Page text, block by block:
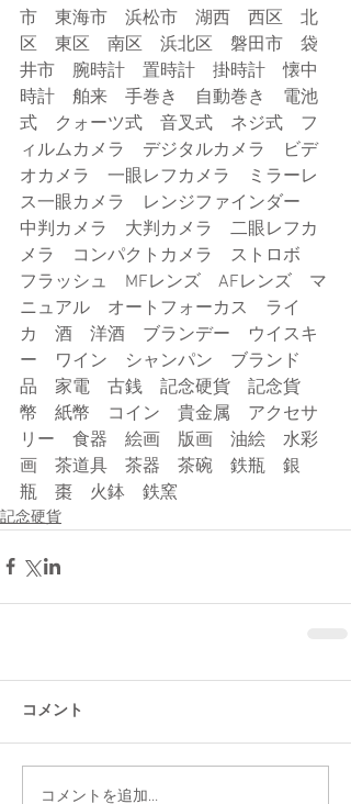
市　東海市　浜松市　湖西　西区　北
区　東区　南区　浜北区　磐田市　袋
井市　腕時計　置時計　掛時計　懐中
時計　舶来　手巻き　自動巻き　電池
式　クォーツ式　音叉式　ネジ式　フ
ィルムカメラ　デジタルカメラ　ビデ
オカメラ　一眼レフカメラ　ミラーレ
ス一眼カメラ　レンジファインダー
中判カメラ　大判カメラ　二眼レフカ
メラ　コンパクトカメラ　ストロボ
フラッシュ　MFレンズ　AFレンズ　マ
ニュアル　オートフォーカス　ライ
カ　酒　洋酒　ブランデー　ウイスキ
ー　ワイン　シャンパン　ブランド
品　家電　古銭　記念硬貨　記念貨
幣　紙幣　コイン　貴金属　アクセサ
リー　食器　絵画　版画　油絵　水彩
画　茶道具　茶器　茶碗　鉄瓶　銀
瓶　棗　火鉢　鉄窯
記念硬貨
コメント
コメントを追加…